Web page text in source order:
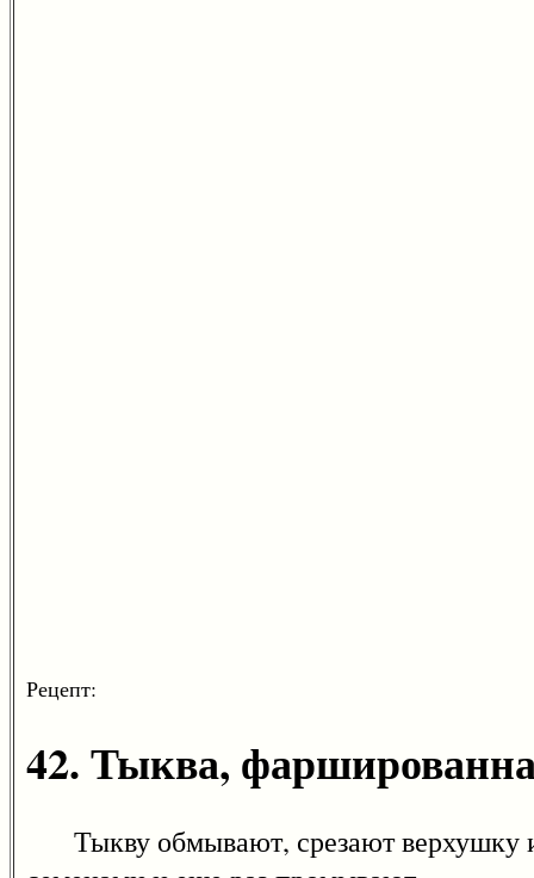
Рецепт:
42. Тыква,
Тыкву обмывают, срезают верхушку